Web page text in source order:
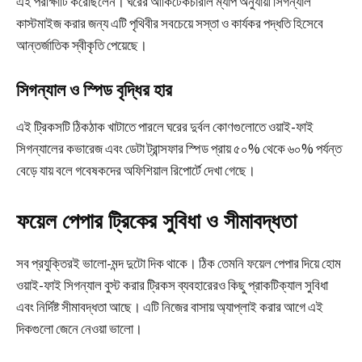
কাস্টমাইজ করার জন্য এটি পৃথিবীর সবচেয়ে সস্তা ও কার্যকর পদ্ধতি হিসেবে
আন্তর্জাতিক স্বীকৃতি পেয়েছে।
সিগন্যাল ও স্পিড বৃদ্ধির হার
এই ট্রিকসটি ঠিকঠাক খাটাতে পারলে ঘরের দুর্বল কোণগুলোতে ওয়াই-ফাই
সিগন্যালের কভারেজ এবং ডেটা ট্রান্সফার স্পিড প্রায় ৫০% থেকে ৬০% পর্যন্ত
বেড়ে যায় বলে গবেষকদের অফিশিয়াল রিপোর্টে দেখা গেছে।
ফয়েল পেপার ট্রিকের সুবিধা ও সীমাবদ্ধতা
সব প্রযুক্তিরই ভালো-মন্দ দুটো দিক থাকে। ঠিক তেমনিফয়েল পেপার দিয়ে হোম
ওয়াই-ফাই সিগন্যাল বুস্ট করার ট্রিকসব্যবহারেরও কিছু প্রাকটিক্যাল সুবিধা
এবং নির্দিষ্ট সীমাবদ্ধতা আছে। এটি নিজের বাসায় অ্যাপ্লাই করার আগে এই
দিকগুলো জেনে নেওয়া ভালো।